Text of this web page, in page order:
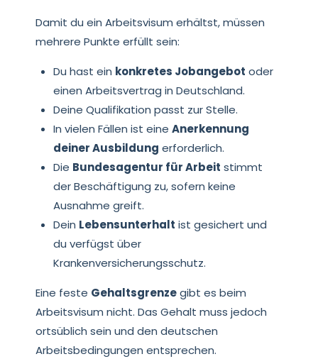
Damit du ein Arbeitsvisum erhältst, müssen
mehrere Punkte erfüllt sein:
Du hast ein konkretes Jobangebot oder
einen Arbeitsvertrag in Deutschland.
Deine Qualifikation passt zur Stelle.
In vielen Fällen ist eine Anerkennung
deiner Ausbildung erforderlich.
Die Bundesagentur für Arbeit stimmt
der Beschäftigung zu, sofern keine
Ausnahme greift.
Dein Lebensunterhalt ist gesichert und
du verfügst über
Krankenversicherungsschutz.
Eine feste Gehaltsgrenzegibt es beim
Arbeitsvisum nicht. Das Gehalt muss jedoch
ortsüblich sein und den deutschen
Arbeitsbedingungen entsprechen.